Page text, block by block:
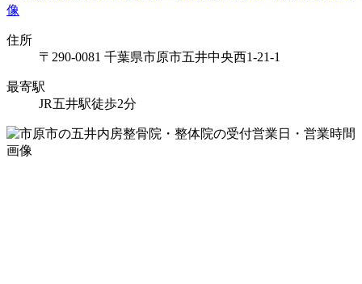
住所
〒290-0081 千葉県市原市五井中央西1-21-1
最寄駅
JR五井駅徒歩2分